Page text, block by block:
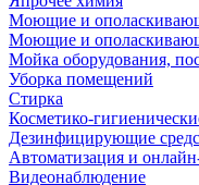
Моющие и
Моющие и
Мойка оборудования,
Уборка помещений
Стирка
Косметико-
Дезинфицирующие
Автоматизация и
Видеонаблюдение